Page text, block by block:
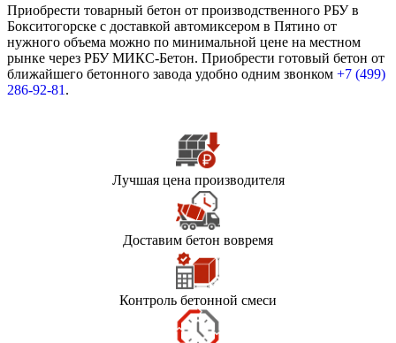
Приобрести товарный бетон от производственного РБУ в
Бокситогорске с доставкой автомиксером в Пятино от
нужного объема можно по минимальной цене на местном
рынке через РБУ МИКС-Бетон. Приобрести готовый бетон от
ближайшего бетонного завода удобно одним звонком +7 (499)
286-92-81 .
Лучшая цена производителя
Доставим бетон вовремя
Контроль бетонной смеси